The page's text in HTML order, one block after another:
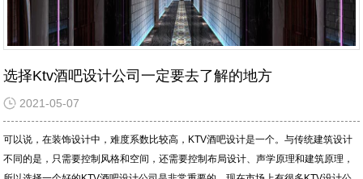
选择Ktv酒吧设计公司一定要去了解的地方
2021-05-07
可以说，在装饰设计中，难度系数比较高，KTV酒吧设计是一个。与传统建筑设计
不同的是，只需要控制风格和空间，还需要控制布局设计、声学原理和建筑原理，